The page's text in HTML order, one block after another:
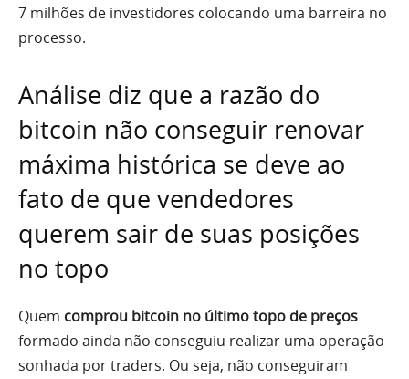
7 milhões de investidores colocando uma barreira no
processo.
Análise diz que a razão do
bitcoin não conseguir renovar
máxima histórica se deve ao
fato de que vendedores
querem sair de suas posições
no topo
Quem comprou bitcoin no último topo de preços
formado ainda não conseguiu realizar uma operação
sonhada por traders. Ou seja, não conseguiram